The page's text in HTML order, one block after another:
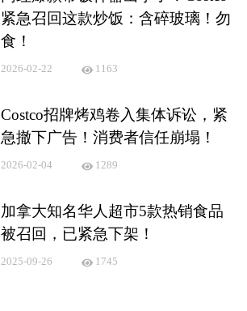
紧急召回这款炒饭：含碎玻璃！勿
食！
2026-02-22 1163
Costco招牌烤鸡卷入集体诉讼，紧
急撤下广告！消费者信任崩塌！
2026-02-04 1289
加拿大知名华人超市5款热销食品
被召回，已紧急下架！
2025-09-26 1745